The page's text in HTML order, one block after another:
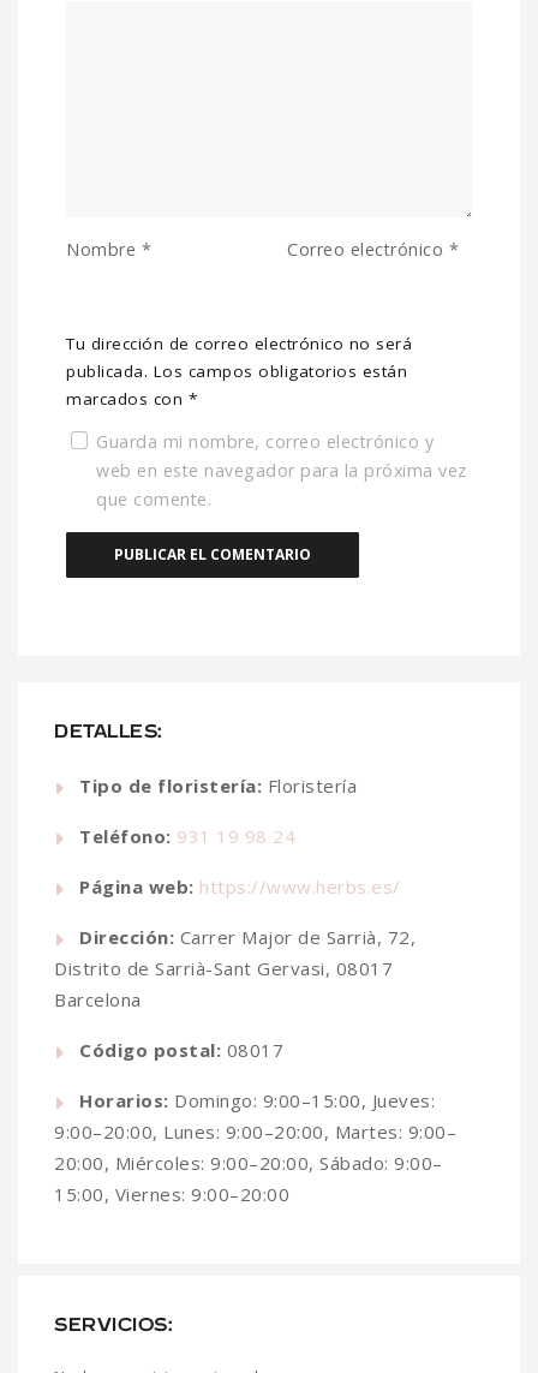
DETALLES:
Tipo de floristería: Floristería
Teléfono: 931 19 98 24
Página web: https://www.herbs.es/
Dirección: Carrer Major de Sarrià, 72,
Distrito de Sarrià-Sant Gervasi, 08017
Barcelona
Código postal: 08017
Horarios: Domingo: 9:00–15:00, Jueves:
9:00–20:00, Lunes: 9:00–20:00, Martes: 9:00–
20:00, Miércoles: 9:00–20:00, Sábado: 9:00–
15:00, Viernes: 9:00–20:00
SERVICIOS:
Tu dirección de correo electrónico no será
publicada. Los campos obligatorios están
marcados con *
Nombre * Correo electrónico *
Guarda mi nombre, correo electrónico y
web en este navegador para la próxima vez
que comente.